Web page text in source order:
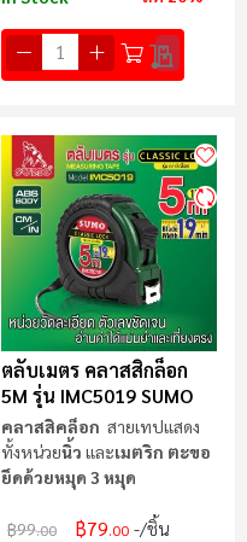
ตลับเมตร คลาสสิกล็อก
5M รุ่น IMC5019 SUMO
คลาสสิคล็อก สายเทปแสดง
ทั้งหน่วยนิ้ว และเมตริก ตะขอ
ยึดด้วยหมุด 3 หมุด
฿99.00 ฿79.00 /ชิ้น